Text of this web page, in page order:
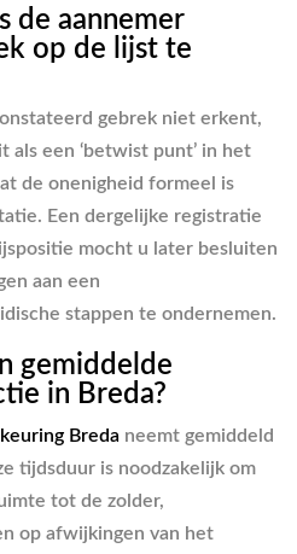
de aannemer
op de lijst te
gebrek niet erkent,
een ‘betwist punt’ in het
de onenigheid formeel is
Een dergelijke registratie
mocht u later besluiten
aan een
stappen te ondernemen.
gemiddelde
in Breda?
Breda neemt gemiddeld
tijdsduur is noodzakelijk om
tot de zolder,
op afwijkingen van het